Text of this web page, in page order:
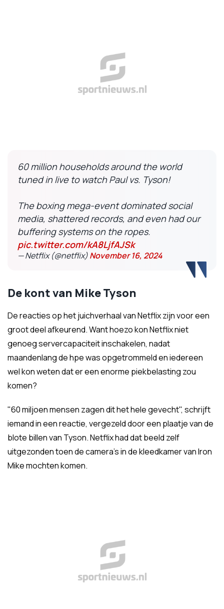
60 million households around the world
tuned in live to watch Paul vs. Tyson!
The boxing mega-event dominated social
media, shattered records, and even had our
buffering systems on the ropes.
pic.twitter.com/kA8LjfAJSk
— Netflix (@netflix)November 16, 2024
De kont van Mike Tyson
De reacties op het juichverhaal van Netflix zijn voor een
groot deel afkeurend. Want hoezo kon Netflix niet
genoeg servercapaciteit inschakelen, nadat
maandenlang de hpe was opgetrommeld en iedereen
wel kon weten dat er een enorme piekbelasting zou
komen?
"60 miljoen mensen zagen dit het hele gevecht", schrijft
iemand in een reactie, vergezeld door een plaatje van de
blote billen van Tyson. Netflix had dat beeld zelf
uitgezonden toen de camera's in de kleedkamer van Iron
Mike mochten komen.